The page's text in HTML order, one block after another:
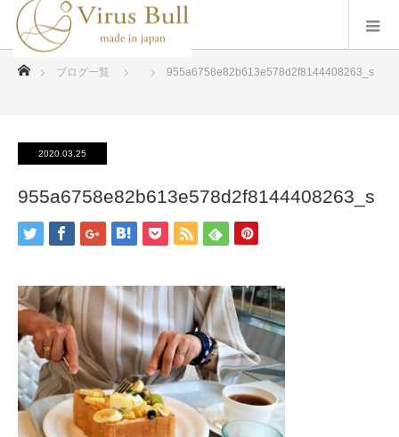
ブログ一覧 955a6758e82b613e578d2f8144408263_s
2020.03.25
955a6758e82b613e578d2f8144408263_s